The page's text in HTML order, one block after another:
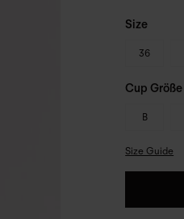
Size
36
Cup Größe
B
Size Guide